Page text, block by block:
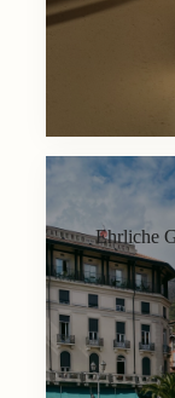
Ehrliche